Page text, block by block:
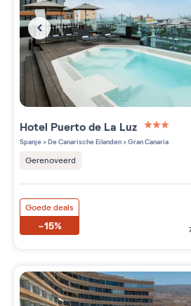
Hotel Puerto de La Luz
3 étoiles
Spanje>De Canarische Eilanden>Gran Canaria
Gerenoveerd
Goede deals
-15%